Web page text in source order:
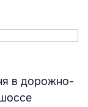
в дорожно-